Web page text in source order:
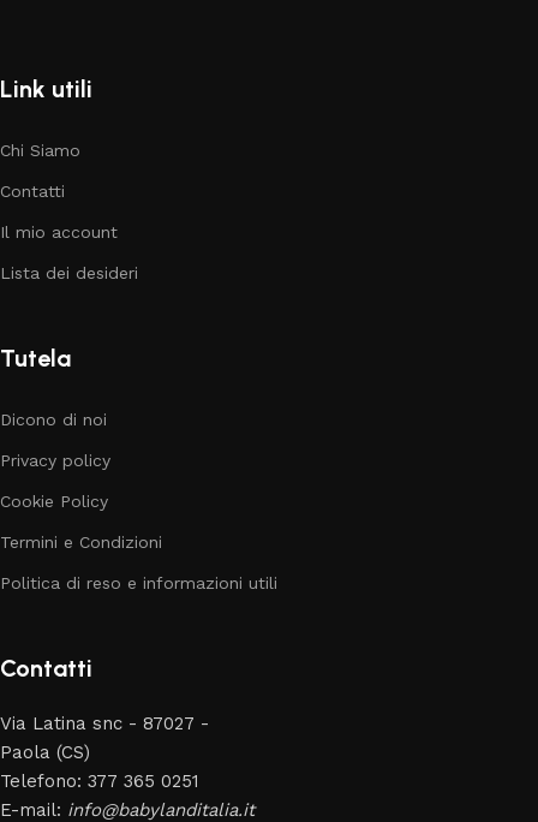
Link utili
Chi Siamo
Contatti
Il mio account
Lista dei desideri
Tutela
Dicono di noi
Privacy policy
Cookie Policy
Termini e Condizioni
Politica di reso e informazioni utili
Contatti
Via Latina snc - 87027 -
Paola (CS)
Telefono: 377 365 0251
E-mail: info@babylanditalia.it